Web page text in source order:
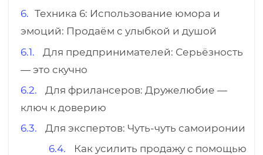
Техника 6: Использование юмора и
эмоций: Продаём с улыбкой и душой
Для предпринимателей: Серьёзность
— это скучно
Для фрилансеров: Дружелюбие —
ключ к доверию
Для экспертов: Чуть-чуть самоиронии
Как усилить продажу с помощью